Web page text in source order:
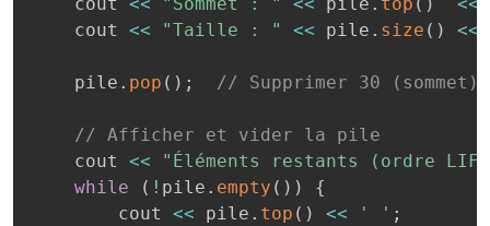
    cout
<< "Taille : " << pile . size ( ) <<
    pile
. pop ( ) ; // Supprimer 30 (sommet)
// Afficher et vider la pile
    cout
<<
"Éléments restants (ordre
while
( ! pile . empty ( ) )
{
        cout
<< pile . top ( ) << ' ' ;